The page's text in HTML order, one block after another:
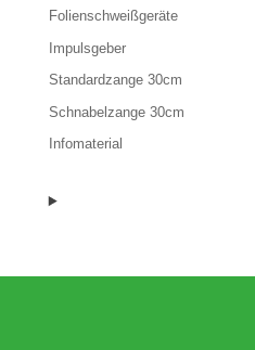
Folienschweißgeräte
Impulsgeber
Standardzange 30cm
Schnabelzange 30cm
Infomaterial